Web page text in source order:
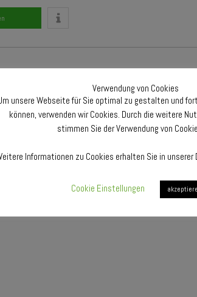
Verwendung von Cookies
unsere Webseite für Sie optimal zu gestalten und
können, verwenden wir Cookies. Durch die weitere
stimmen Sie der Verwendung von
Informationen zu Cookies erhalten Sie in
Cookie Einstellungen